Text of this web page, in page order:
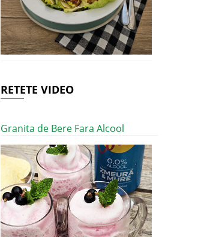
RETETE VIDEO
Granita de Bere Fara Alcool